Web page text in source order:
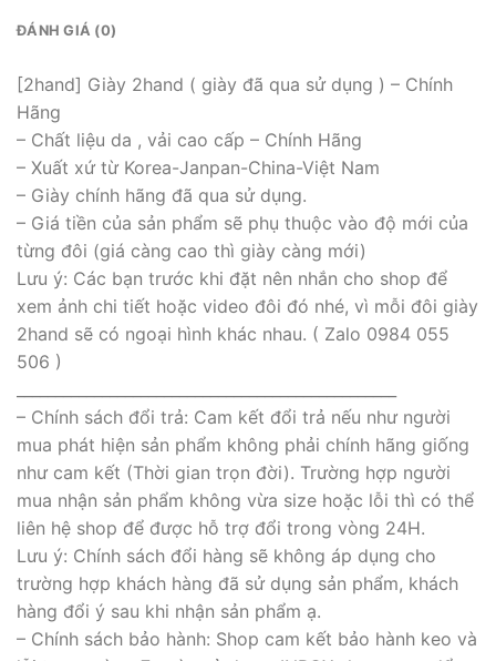
ĐÁNH GIÁ (0)
[2hand] Giày 2hand ( giày đã qua sử dụng ) – Chính
Hãng
– Chất liệu da , vải cao cấp – Chính Hãng
– Xuất xứ từ Korea-Janpan-China-Việt Nam
– Giày chính hãng đã qua sử dụng.
– Giá tiền của sản phẩm sẽ phụ thuộc vào độ mới của
từng đôi (giá càng cao thì giày càng mới)
Lưu ý: Các bạn trước khi đặt nên nhắn cho shop để
xem ảnh chi tiết hoặc video đôi đó nhé, vì mỗi đôi giày
2hand sẽ có ngoại hình khác nhau. ( Zalo 0984 055
506 )
– Chính sách đổi trả: Cam kết đổi trả nếu như người
mua phát hiện sản phẩm không phải chính hãng giống
như cam kết (Thời gian trọn đời). Trường hợp người
mua nhận sản phẩm không vừa size hoặc lỗi thì có thể
liên hệ shop để được hỗ trợ đổi trong vòng 24H.
Lưu ý: Chính sách đổi hàng sẽ không áp dụng cho
trường hợp khách hàng đã sử dụng sản phẩm, khách
hàng đổi ý sau khi nhận sản phẩm ạ.
– Chính sách bảo hành: Shop cam kết bảo hành keo và